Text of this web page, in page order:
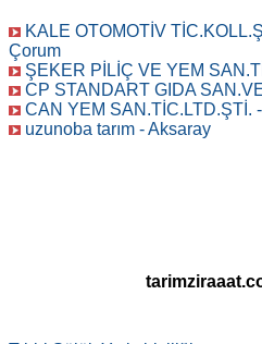
KALE OTOMOTİV
Çorum
ŞEKER PİLİÇ VE YEM
CP STANDART GIDA
CAN YEM SAN.TİC.LTD.ŞTİ.
uzunoba tarım - Aksaray